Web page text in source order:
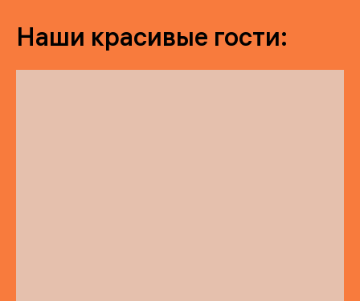
Наши красивые гости: